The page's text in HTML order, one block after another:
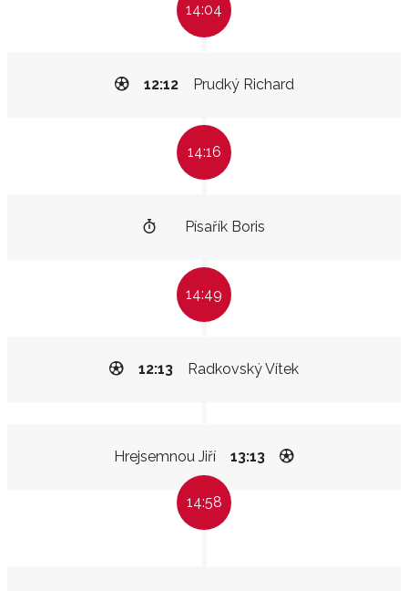
14:04
Prudký Richard
12:12
14:16
Písařík Boris
14:49
Radkovský Vítek
12:13
Hrejsemnou Jiří 13:13
14:58